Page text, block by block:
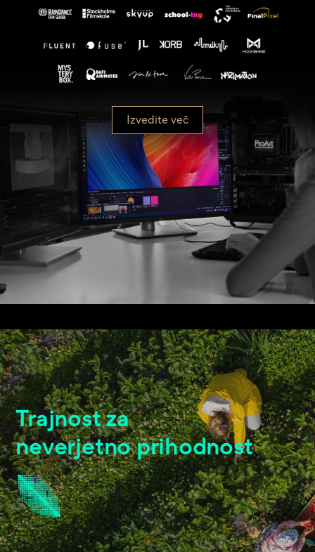
Izvedite več
Trajnost za
neverjetno prihodnost